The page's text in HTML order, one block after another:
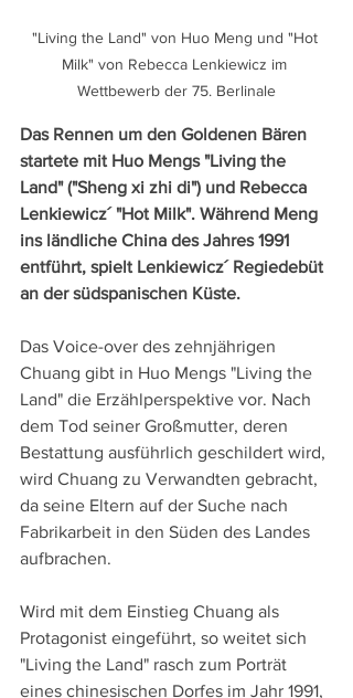
"Living the Land" von Huo Meng und "Hot
Milk" von Rebecca Lenkiewicz im
Wettbewerb der 75. Berlinale
Das Rennen um den Goldenen Bären
startete mit Huo Mengs "Living the
Land" ("Sheng xi zhi di") und Rebecca
Lenkiewicz´ "Hot Milk". Während Meng
ins ländliche China des Jahres 1991
entführt, spielt Lenkiewicz´ Regiedebüt
an der südspanischen Küste.
Das Voice-over des zehnjährigen
Chuang gibt in Huo Mengs "Living the
Land" die Erzählperspektive vor. Nach
dem Tod seiner Großmutter, deren
Bestattung ausführlich geschildert wird,
wird Chuang zu Verwandten gebracht,
da seine Eltern auf der Suche nach
Fabrikarbeit in den Süden des Landes
aufbrachen.
Wird mit dem Einstieg Chuang als
Protagonist eingeführt, so weitet sich
"Living the Land" rasch zum Porträt
eines chinesischen Dorfes im Jahr 1991,